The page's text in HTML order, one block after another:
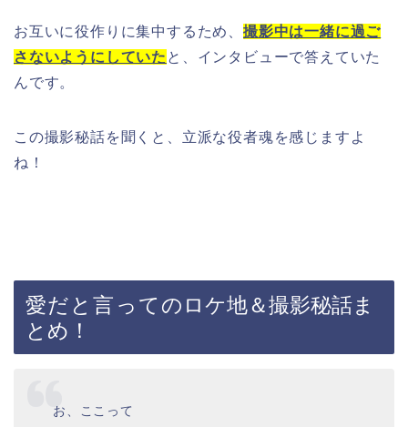
お互いに役作りに集中するため、 撮影中は一緒に過ご
さないようにしていた と、インタビューで答えていた
んです。
この撮影秘話を聞くと、立派な役者魂を感じますよ
ね！
愛だと言って のロケ地＆撮影秘話ま
とめ！
お、ここって